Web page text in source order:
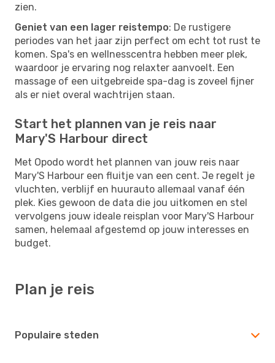
zien.
Geniet van een lager reistempo: De rustigere
periodes van het jaar zijn perfect om echt tot rust te
komen. Spa's en wellnesscentra hebben meer plek,
waardoor je ervaring nog relaxter aanvoelt. Een
massage of een uitgebreide spa-dag is zoveel fijner
als er niet overal wachtrijen staan.
Start het plannen van je reis naar
Mary'S Harbour direct
Met Opodo wordt het plannen van jouw reis naar
Mary'S Harbour een fluitje van een cent. Je regelt je
vluchten, verblijf en huurauto allemaal vanaf één
plek. Kies gewoon de data die jou uitkomen en stel
vervolgens jouw ideale reisplan voor Mary'S Harbour
samen, helemaal afgestemd op jouw interesses en
budget.
Plan je reis
Populaire steden